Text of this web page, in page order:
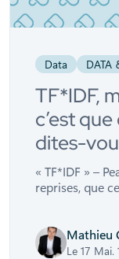
Data DATA
TF*IDF,
c’est
dites-
« TF*IDF » –
reprises, que
Mathieu
Le 17 Mai.